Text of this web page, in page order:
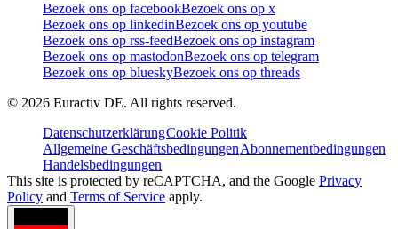
Bezoek ons op facebookBezoek ons op x
Bezoek ons op linkedinBezoek ons op youtube
Bezoek ons op rss-feedBezoek ons op instagram
Bezoek ons op mastodonBezoek ons op telegram
Bezoek ons op blueskyBezoek ons op threads
© 2026 Euractiv DE. All rights reserved.
DatenschutzerklärungCookie Politik
Allgemeine GeschäftsbedingungenAbonnementbedingungen
Handelsbedingungen
This site is protected by reCAPTCHA, and the Google Privacy
Policy and Terms of Service apply.